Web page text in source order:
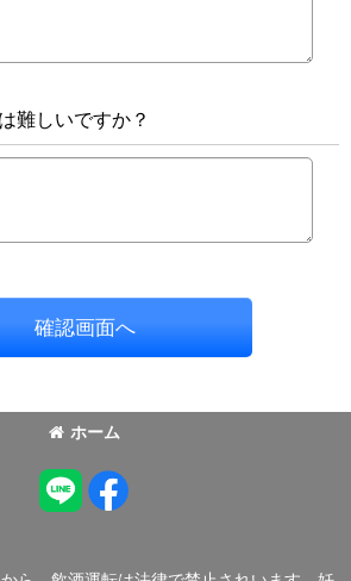
難しいですか？
確認画面へ
ホーム